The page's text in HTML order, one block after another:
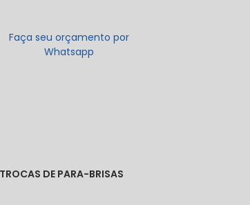
Faça seu orçamento por
Whatsapp
TROCAS DE PARA-BRISAS